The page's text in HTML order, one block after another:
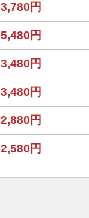
3,780円
5,480円
3,480円
3,480円
2,880円
2,580円